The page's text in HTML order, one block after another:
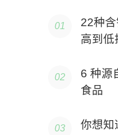
22种
高到低
6 种源
食品
你想知